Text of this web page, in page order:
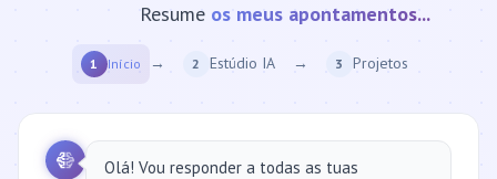
Resume documentos...
1 Início → 2 Estúdio IA → 3 Projetos
Olá! Vou responder a todas as tuas